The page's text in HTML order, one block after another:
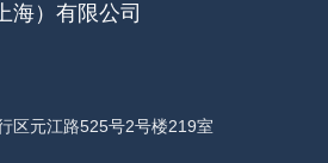
海）有限公司
区元江路525号2号楼219室